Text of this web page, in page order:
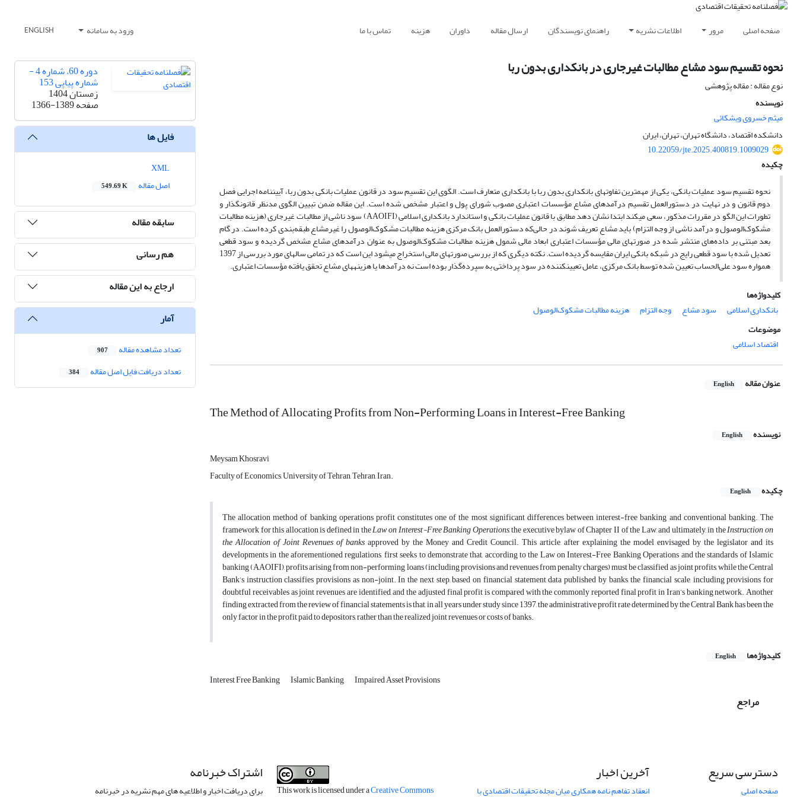
صفحه اصلی مرور اطلاعات نشریه راهنمای نویسندگان ارسال مقاله داوران هزینه تماس با ما ورود به سامانه ENGLISH
نحوه تقسیم سود مشاع مطالبات غیرجاری در بانکداری بدون ربا
نوع مقاله : مقاله پژوهشی
نویسنده
میثم خسروی ویشکائی
دانشکده اقتصاد، دانشگاه تهران، تهران، ایران
10.22059/jte.2025.400819.1009029
چکیده
نحوه تقسیم سود عملیات بانکی، یکی از مهم­ترین تفاوت­های بانکداری بدون ربا با بانکداری متعارف است. الگوی این تقسیم سود در قانون عملیات بانکی بدون ربا، آیین­نامه اجرایی­ فصل
دوم قانون و در نهایت در دستورالعمل تقسیم درآمدهای مشاع مؤسسات اعتباری مصوب شورای پول و اعتبار مشخص شده است. این مقاله ضمن تبیین الگوی مدنظر قانون­گذار و
تطورات این الگو در مقررات مذکور، سعی می­کند ابتدا نشان دهد مطابق با قانون عملیات بانکی و استاندارد بانکداری اسلامی (AAOIFI) سود ناشی از مطالبات غیرجاری (هزینه مطالبات
مشکوک‌الوصول و درآمد ناشی از وجه التزام) باید مشاع تعریف شوند در حالی‌که دستورالعمل بانک مرکزی هزینه مطالبات مشکوک‌الوصول را غیرمشاع طبقه‌بندی کرده است. در گام
بعد مبتنی بر داده‌های منتشر شده در صورت­های مالی مؤسسات اعتباری ابعاد مالی شمول هزینه مطالبات مشکوک‌الوصول به عنوان درآمدهای مشاع مشخص گردیده و سود قطعی
تعدیل شده با سود قطعی رایج در شبکه بانکی ایران مقایسه گردیده است. نکته­ دیگری که از بررسی صورت­های مالی استخراج می­شود این است که در تمامی سال­های مورد بررسی از 1397
همواره سود علی‌الحساب تعیین شده توسط بانک مرکزی، عامل تعیین­کننده در سود پرداختی به سپرده‌گذار بوده است نه درآمد­ها یا هزینه­های مشاع تحقق یافته مؤسسات اعتباری.
کلیدواژه‌ها
بانکداری اسلامی
سود مشاع وجه التزام
هزینه مطالبات مشکوک‌الوصول
موضوعات
اقتصاد اسلامی
عنوان مقاله English
The Method of Allocating Profits from Non-Performing Loans in Interest-Free Banking
نویسنده English
Meysam Khosravi
Faculty of Economics, University of Tehran, Tehran, Iran.
چکیده
English
The allocation method of banking operations profit constitutes one of the most significant differences between interest-free banking and conventional banking. The
framework for this allocation is defined in theLaw on Interest-Free Banking Operations, the executive bylaw of Chapter II of the Law, and ultimately, in theInstruction on
the Allocation of Joint Revenues of banksapproved by the Money and Credit Council. This article, after explaining the model envisaged by the legislator and its
developments in the aforementioned regulations, first seeks to demonstrate that, according to the Law on Interest-Free Banking Operations and the standards of Islamic
banking (AAOIFI), profits arising from non-performing loans (including provisions and revenues from penalty charges) must be classified as joint profits, while the Central
Bank’s instruction classifies provisions as non-joint. In the next step, based on financial statement data published by banks, the financial scale, including provisions for
doubtful receivables as joint revenues are identified, and the adjusted final profit is compared with the commonly reported final profit in Iran’s banking network. Another
finding extracted from the review of financial statements is that, in all years under study since 1397, the administrative profit rate determined by the Central Bank has been the
only factor in the profit paid to depositors, rather than the realized joint revenues or costs of banks.
کلیدواژه‌ها English
Interest Free Banking Islamic Banking Impaired Asset Provisions
مراجع
دوره 60، شماره 4 -
شماره پیاپی 153
زمستان 1404
صفحه1366-1389
فایل ها
اصل مقاله
549.69 K
سابقه مقاله
هم رسانی
ارجاع به این مقاله
آمار
تعداد مشاهده مقاله 907
تعداد دریافت فایل اصل مقاله 384
دسترسی سریع
صفحه اصلی
آخرین اخبار
انعقاد تفاهم نامه همکاری میان مجله تحقیقات اقتصادی با This work is licensed under aCreative Commons
اشتراک خبرنامه
برای دریافت اخبار و اطلاعیه های مهم نشریه در خبرنامه